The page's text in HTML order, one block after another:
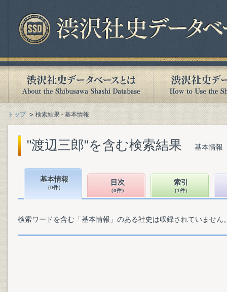
トップ 検索結果 - 基本情報
"渡辺三郎"を含む検索結果 基本情報
基本情報
（0件）
目次
（0件）
索引
（1件）
検索ワードを含む「基本情報」のある社史は収録されていません